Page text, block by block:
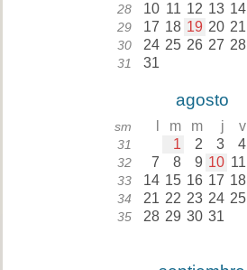
28 10 11 12 13 14
29 17 18 19 20 21
30 24 25 26 27 28
31 31
agosto
sm m m j v
31 1 2 3 4
32 7 8 9 10 11
33 14 15 16 17 18
34 21 22 23 24 25
35 28 29 30 31